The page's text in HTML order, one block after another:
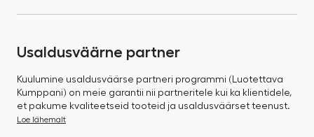
Usaldusväärne partner
Kuulumine usaldusväärse partneri programmi (Luotettava
Kumppani) on meie garantii nii partneritele kui ka klientidele,
et pakume kvaliteetseid tooteid ja usaldusväärset teenust.
Loe lähemalt